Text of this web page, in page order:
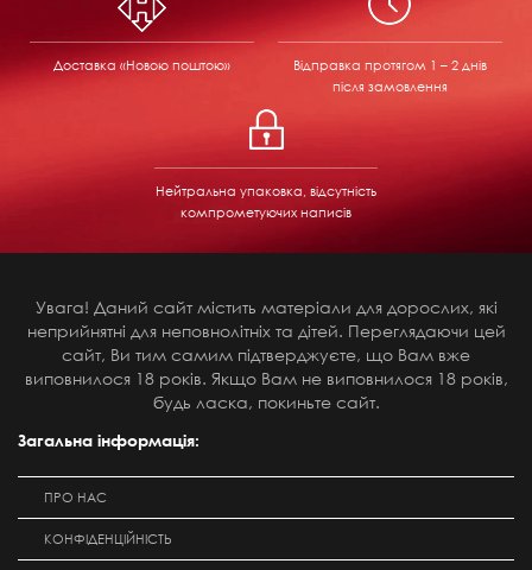
Доставка «Новою поштою» Відправка протягом 1 – 2 днів
після замовлення
Нейтральна упаковка, відсутність
компрометуючих написів
Увага! Даний сайт містить матеріали для дорослих, які
неприйнятні для неповнолітніх та дітей. Переглядаючи цей
сайт, Ви тим самим підтверджуєте, що Вам вже
виповнилося 18 років. Якщо Вам не виповнилося 18 років,
будь ласка, покиньте сайт.
Загальна інформація:
ПРО НАС
КОНФІДЕНЦІЙНІСТЬ